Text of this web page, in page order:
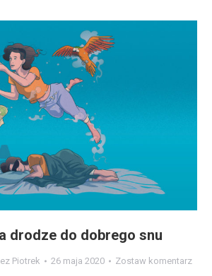
drodze do dobrego snu
Piotrek 26 maja 2020 Zostaw komentarz